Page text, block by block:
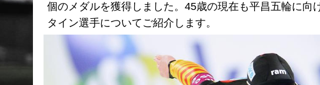
個のメダルを獲得しました。45歳の現在も平昌五輪に
タイン選手についてご紹介します。